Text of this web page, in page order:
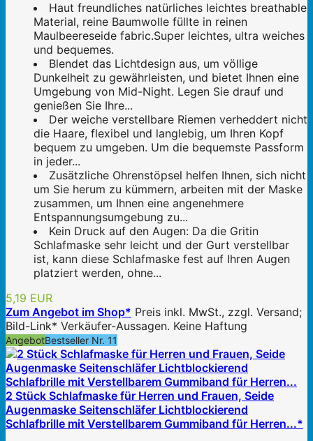
Haut freundliches natürliches leichtes breathable
Material, reine Baumwolle füllte in reinen
Maulbeereseide fabric.Super leichtes, ultra weiches
und bequemes.
Blendet das Lichtdesign aus, um völlige
Dunkelheit zu gewährleisten, und bietet Ihnen eine
Umgebung von Mid-Night. Legen Sie drauf und
genießen Sie Ihre...
Der weiche verstellbare Riemen verheddert nicht
die Haare, flexibel und langlebig, um Ihren Kopf
bequem zu umgeben. Um die bequemste Passform
in jeder...
Zusätzliche Ohrenstöpsel helfen Ihnen, sich nicht
um Sie herum zu kümmern, arbeiten mit der Maske
zusammen, um Ihnen eine angenehmere
Entspannungsumgebung zu...
Kein Druck auf den Augen: Da die Gritin
Schlafmaske sehr leicht und der Gurt verstellbar
ist, kann diese Schlafmaske fest auf Ihren Augen
platziert werden, ohne...
5,19 EUR
Zum Angebot im Shop* Preis inkl. MwSt., zzgl. Versand;
Bild-Link* Verkäufer-Aussagen. Keine Haftung
AngebotBestseller Nr. 11
2 Stück Schlafmaske für Herren und Frauen, Seide
Augenmaske Seitenschläfer Lichtblockierend
Schlafbrille mit Verstellbarem Gummiband für Herren...*